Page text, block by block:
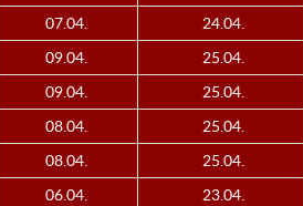
07.04. 24.04.
09.04. 25.04.
09.04. 25.04.
08.04. 25.04.
08.04. 25.04.
06.04. 23.04.